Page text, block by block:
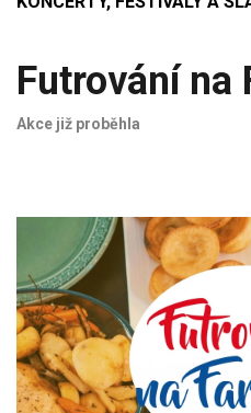
Futrování na
Akce již proběhla